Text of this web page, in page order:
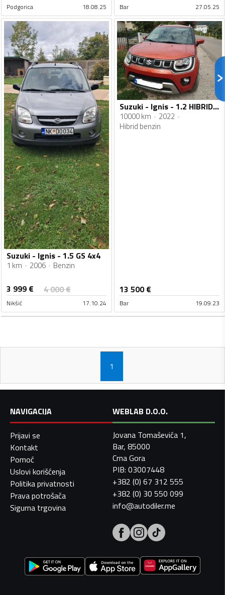
Podgorica 18.08.25 Bar 27.05.25
Suzuki - Ignis - 1.5 GS 4x4
1 km 2006 Benzin
3 999 € 4 000€
Nikšić 17.10.24
Suzuki - Ignis - 1.2 HIBRID GL+
10000 km
2022
Hibrid benzin
13 500€
Bar 19.09.23
1
NAVIGACIJA
Prijavi se
Kontakt
Pomoć
Uslovi korišćenja
Politika privatnosti
Prava potrošača
Sigurna trgovina
WEBLAB D.O.O.
Jovana Tomaševića 1,
Bar, 85000
Crna Gora
PIB: 03007448
+382 (0) 67 312 555
+382 (0) 30 550 099
info@autodiler.me